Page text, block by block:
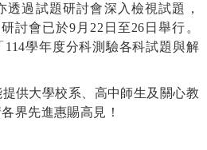
透過試題研討會深入檢視試題，
討會已於9 月 22 日至26 日舉行。
114學年度分科測驗各科試題與解
供大學校系、高中師生及關心教
界先進惠賜高見！